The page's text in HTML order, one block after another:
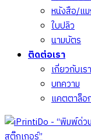
หนังสือ/แ
ใบปลิว
นามบัตร
ติดต่อเรา
เกี่ยวกับเรา
บทความ
แคตตาล็อ